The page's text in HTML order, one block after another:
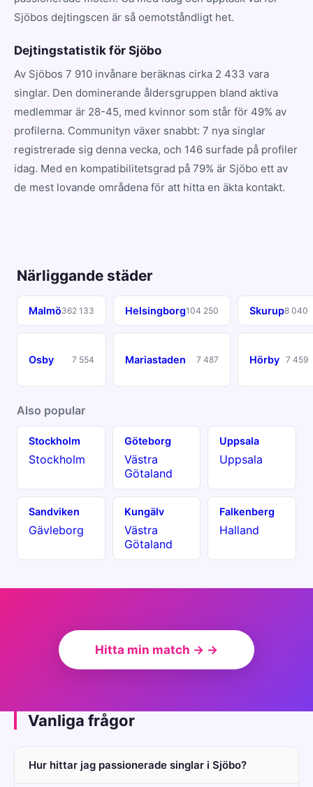
Sjöbos dejtingscen är så oemotståndligt het.
Dejtingstatistik för Sjöbo
Av Sjöbos 7 910 invånare beräknas cirka 2 433 vara
singlar. Den dominerande åldersgruppen bland aktiva
medlemmar är 28-45, med kvinnor som står för 49% av
profilerna. Communityn växer snabbt: 7 nya singlar
registrerade sig denna vecka, och 146 surfade på profiler
idag. Med en kompatibilitetsgrad på 79% är Sjöbo ett av
de mest lovande områdena för att hitta en äkta kontakt.
Närliggande städer
Malmö362 133 Helsingborg104 250 Skurup8 040
Osby 7 554 Mariastaden 7 487 Hörby 7 459
Also popular
Stockholm
Stockholm
Göteborg
Västra
Götaland
Uppsala
Uppsala
Sandviken
Gävleborg
Kungälv
Västra
Götaland
Falkenberg
Halland
Hitta min match → →
Vanliga frågor
Hur hittar jag passionerade singlar i Sjöbo?